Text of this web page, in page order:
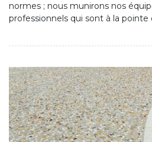
normes ; nous munirons nos
professionnels qui sont à la pointe